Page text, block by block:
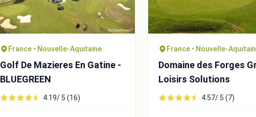
France • Nouvelle-Aquitaine
Golf De Mazieres En Gatine -
BLUEGREEN
4.19/ 5 (16)
France • Nouvelle-
Domaine des Forges
Loisirs Solutions
4.57/ 5 (7)